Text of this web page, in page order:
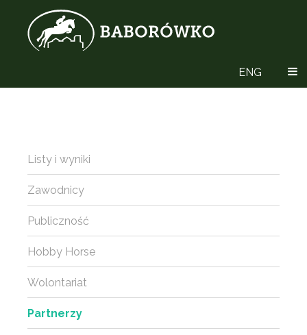
ENG
Listy i wyniki
Zawodnicy
Publiczność
Hobby Horse
Wolontariat
Partnerzy